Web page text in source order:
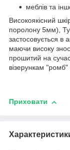
меблів та
Високоякісний
поролону 5мм),
застосовується в
маючи високу
прошитий на
візерункам
Приховати